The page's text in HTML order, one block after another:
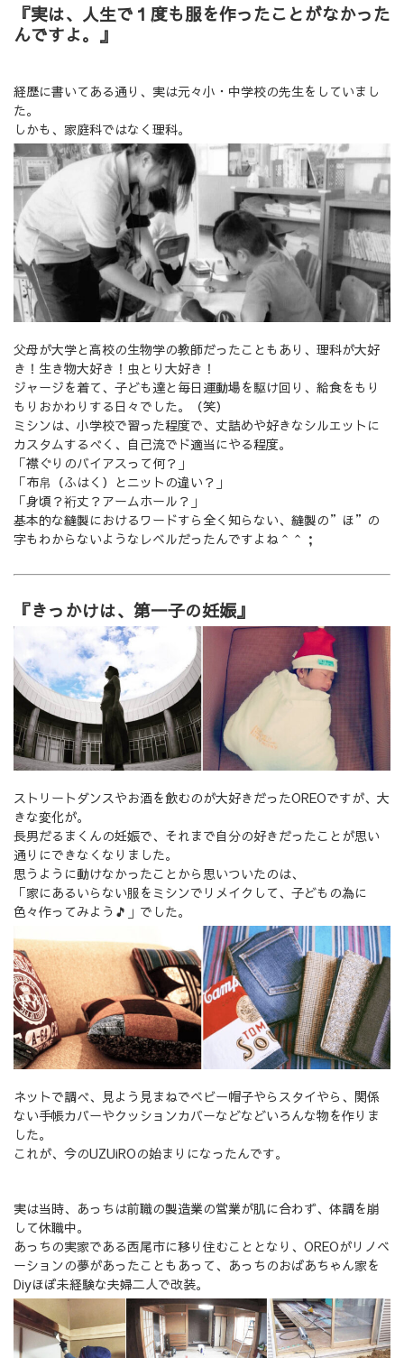
『実は、人生で１度も服を作ったことがなかった
んですよ。』
経歴に書いてある通り、実は元々小・中学校の先生をしていまし
た。
しかも、家庭科ではなく理科。
父母が大学と高校の生物学の教師だったこともあり、理科が大好
き！生き物大好き！虫とり大好き！
ジャージを着て、子ども達と毎日運動場を駆け回り、給食をもり
もりおかわりする日々でした。（笑）
ミシンは、小学校で習った程度で、丈詰めや好きなシルエットに
カスタムするべく、自己流でド適当にやる程度。
「襟ぐりのバイアスって何？」
「布帛（ふはく）とニットの違い？」
「身頃？裄丈？アームホール？」
基本的な縫製におけるワードすら全く知らない、縫製の”ほ”の
字もわからないようなレベルだったんですよね＾＾；
『きっかけは、第一子の妊娠』
ストリートダンスやお酒を飲むのが大好きだったOREOですが、大
きな変化が。
長男だるまくんの妊娠で、それまで自分の好きだったことが思い
通りにできなくなりました。
思うように動けなかったことから思いついたのは、
「家にあるいらない服をミシンでリメイクして、子どもの為に
色々作ってみよう🎵」でした。
ネットで調べ、見よう見まねでベビー帽子やらスタイやら、関係
ない手帳カバーやクッションカバーなどなどいろんな物を作りま
した。
これが、今のUZUiROの始まりになったんです。
実は当時、あっちは前職の製造業の営業が肌に合わず、体調を崩
して休職中。
あっちの実家である西尾市に移り住むこととなり、OREOがリノベ
ーションの夢があったこともあって、あっちのおばあちゃん家を
Diyほぼ未経験な夫婦二人で改装。